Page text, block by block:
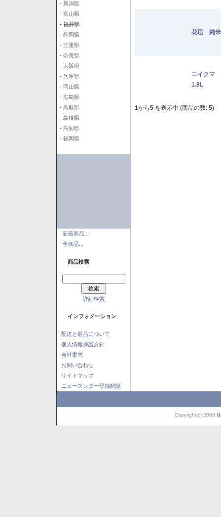
- 新潟県
- 富山県
- 福井県
- 静岡県
- 三重県
- 奈良県
- 大阪府
- 兵庫県
- 岡山県
- 広島県
- 鳥取県
- 島根県
- 高知県
- 福岡県
新着商品...
全商品...
商品検索
詳細検索
インフォメーション
配送と返品について
個人情報保護方針
会社案内
お問い合わせ
サイトマップ
ニュースレター登録解除
花垣 純
コイク
1.8L
1から5 を表示中 (商品の数: 5)
Copyright(c) 2008